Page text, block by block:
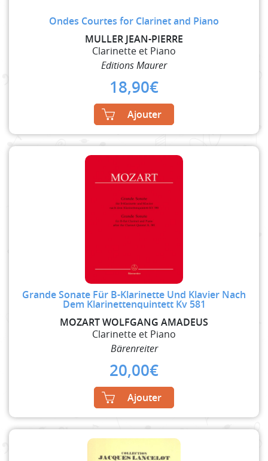
Ondes Courtes for Clarinet and Piano
MULLER JEAN-PIERRE
Clarinette et Piano
Editions Maurer
18,90€
Ajouter
Grande Sonate Für B-Klarinette Und Klavier Nach
Dem Klarinettenquintett Kv 581
MOZART WOLFGANG AMADEUS
Clarinette et Piano
Bärenreiter
20,00€
Ajouter